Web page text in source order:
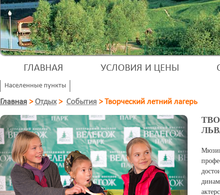
ГЛАВНАЯ УСЛОВИЯ И ЦЕНЫ
Населенные пункты
Главная > Отдых > События >Творческий летний лагерь